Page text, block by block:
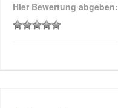
Hier Bewertung abgeben: